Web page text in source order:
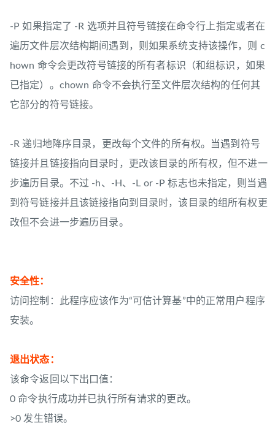
-P 如果指定了 -R 选项并且符号链接在命令行上指定或者在
遍历文件层次结构期间遇到，则如果系统支持该操作，则 c
hown 命令会更改符号链接的所有者标识（和组标识，如果
已指定）。chown 命令不会执行至文件层次结构的任何其
它部分的符号链接。
-R 递归地降序目录，更改每个文件的所有权。当遇到符号
链接并且链接指向目录时，更改该目录的所有权，但不进一
步遍历目录。不过 -h、-H、-L or -P 标志也未指定，则当遇
到符号链接并且该链接指向到目录时，该目录的组所有权更
改但不会进一步遍历目录。
安全性：
访问控制：此程序应该作为“可信计算基”中的正常用户程序
安装。
退出状态：
该命令返回以下出口值：
0 命令执行成功并已执行所有请求的更改。
>0 发生错误。